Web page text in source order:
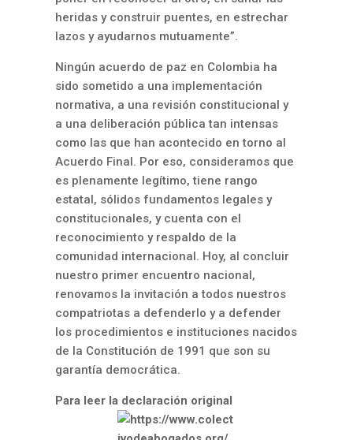
heridas y construir puentes, en estrechar
lazos y ayudarnos mutuamente”.
Ningún acuerdo de paz en Colombia ha
sido sometido a una implementación
normativa, a una revisión constitucional y
a una deliberación pública tan intensas
como las que han acontecido en torno al
Acuerdo Final. Por eso, consideramos que
es plenamente legítimo, tiene rango
estatal, sólidos fundamentos legales y
constitucionales, y cuenta con el
reconocimiento y respaldo de la
comunidad internacional. Hoy, al concluir
nuestro primer encuentro nacional,
renovamos la invitación a todos nuestros
compatriotas a defenderlo y a defender
los procedimientos e instituciones nacidos
de la Constitución de 1991 que son su
garantía democrática.
Para leer la declaración original